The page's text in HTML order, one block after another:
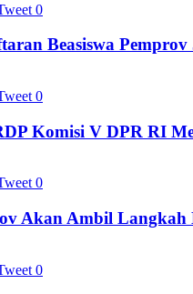
0
Beasiswa
0
Komisi V DPR RI
0
Akan Ambil
0